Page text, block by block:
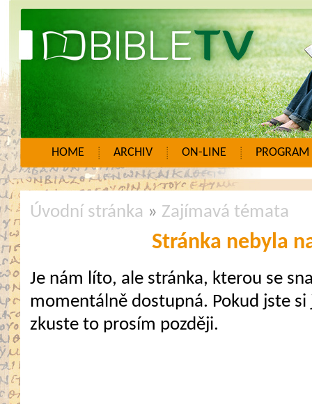
HOME ARCHIV ON-LINE PROGRAM
Úvodní stránka » Zajímavá témata
Stránka nebyla
Je nám líto, ale stránka, kterou se
momentálně dostupná. Pokud jste
zkuste to prosím později.